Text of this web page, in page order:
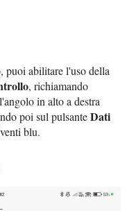
puoi abilitare l'uso della
, richiamando
in alto a destra
poi sul pulsanteDati
blu.